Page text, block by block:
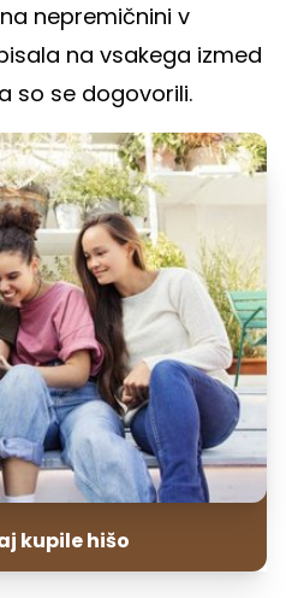
nepremičnini v
na vsakega izmed
so se dogovorili.
kupile hišo